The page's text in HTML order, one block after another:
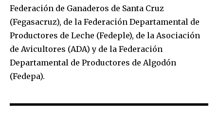
Federación de Ganaderos de Santa Cruz
(Fegasacruz), de la Federación Departamental de
Productores de Leche (Fedeple), de la Asociación
de Avicultores (ADA) y de la Federación
Departamental de Productores de Algodón
(Fedepa).